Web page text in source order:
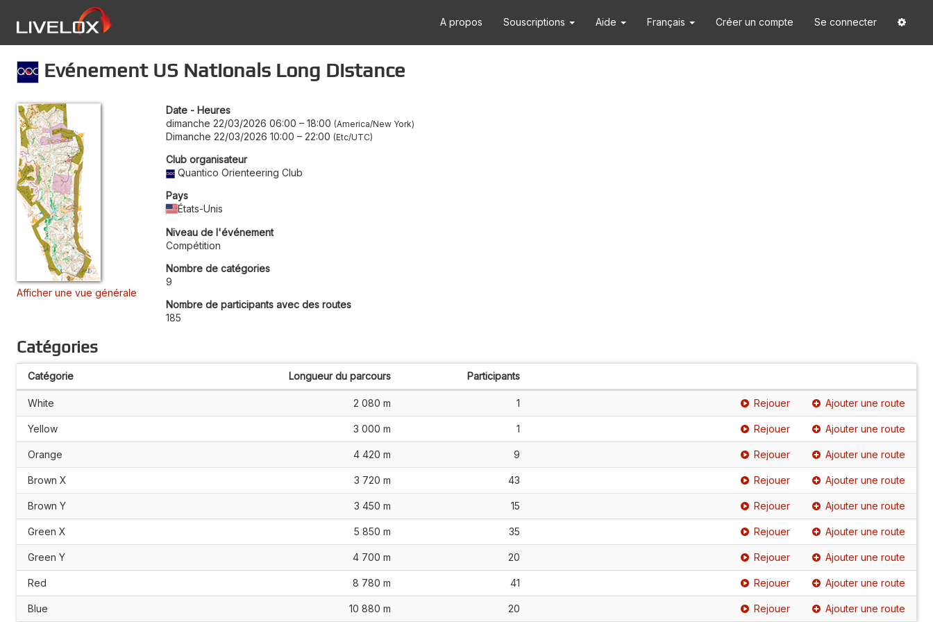
A propos Souscriptions Aide Français Créer un compte Se connecter
Evénement US Nationals Long Distance
Afficher une vue générale
Date - Heures
dimanche 22/03/2026 06:00 – 18:00 America/New York
Dimanche 22/03/2026 10:00 – 22:00 Etc/UTC
Club organisateur
Quantico Orienteering Club
Pays
États-Unis
Niveau de l'événement
Compétition
Nombre de catégories
9
Nombre de participants avec des routes
185
Catégories
Catégorie Longueur du parcours Participants
White 2 080 m 1 Rejouer Ajouter une route
Yellow 3 000 m 1 Rejouer Ajouter une route
Orange 4 420 m 9 Rejouer Ajouter une route
Brown X 3 720 m 43 Rejouer Ajouter une route
Brown Y 3 450 m 15 Rejouer Ajouter une route
Green X 5 850 m 35 Rejouer Ajouter une route
Green Y 4 700 m 20 Rejouer Ajouter une route
Red 8 780 m 41 Rejouer Ajouter une route
Blue 10 880 m 20 Rejouer Ajouter une route